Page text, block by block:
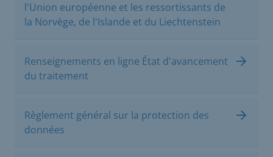
l'Union européenne et les ressortissants de
la Norvège, de l'Islande et du Liechtenstein
Renseignements en ligne État d'avancement
du traitement
Règlement général sur la protection des
données